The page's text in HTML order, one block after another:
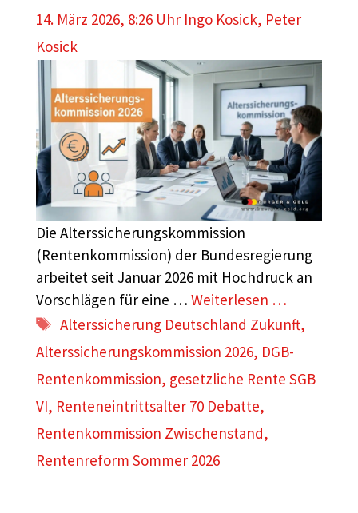
14. März 2026, 8:26 Uhr Ingo Kosick, Peter
Kosick
Die Alterssicherungskommission
(Rentenkommission) der Bundesregierung
arbeitet seit Januar 2026 mit Hochdruck an
Vorschlägen für eine … Weiterlesen …
Schlagwörter
Alterssicherung Deutschland Zukunft,
Alterssicherungskommission 2026, DGB-
Rentenkommission, gesetzliche Rente SGB
VI, Renteneintrittsalter 70 Debatte,
Rentenkommission Zwischenstand,
Rentenreform Sommer 2026